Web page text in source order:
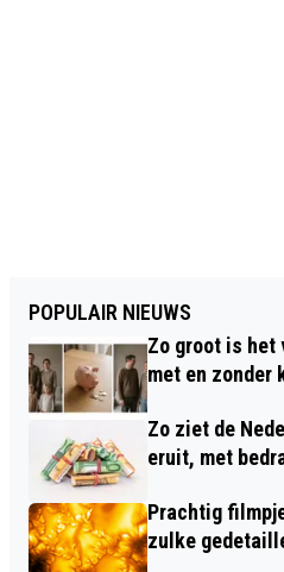
POPULAIR NIEUWS
Zo groot is het
met en zonder
Zo ziet de
eruit, met
Prachtig
zulke